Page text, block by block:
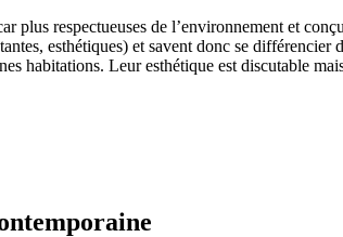
plus respectueuses de l’environnement et
esthétiques) et savent donc se
habitations. Leur esthétique est discutable